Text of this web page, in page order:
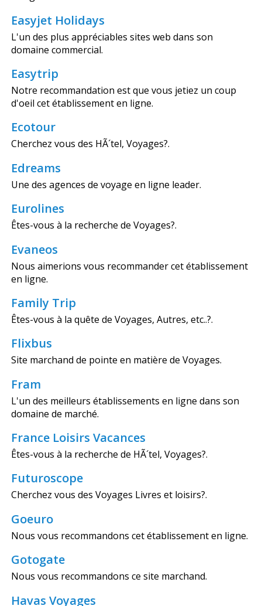
Easyjet Holidays
L'un des plus appréciables sites web dans son
domaine commercial.
Easytrip
Notre recommandation est que vous jetiez un coup
d'oeil cet établissement en ligne.
Ecotour
Cherchez vous des HÃ´tel, Voyages?.
Edreams
Une des agences de voyage en ligne leader.
Eurolines
Êtes-vous à la recherche de Voyages?.
Evaneos
Nous aimerions vous recommander cet établissement
en ligne.
Family Trip
Êtes-vous à la quête de Voyages, Autres, etc..?.
Flixbus
Site marchand de pointe en matière de Voyages.
Fram
L'un des meilleurs établissements en ligne dans son
domaine de marché.
France Loisirs Vacances
Êtes-vous à la recherche de HÃ´tel, Voyages?.
Futuroscope
Cherchez vous des Voyages Livres et loisirs?.
Goeuro
Nous vous recommandons cet établissement en ligne.
Gotogate
Nous vous recommandons ce site marchand.
Havas Voyages